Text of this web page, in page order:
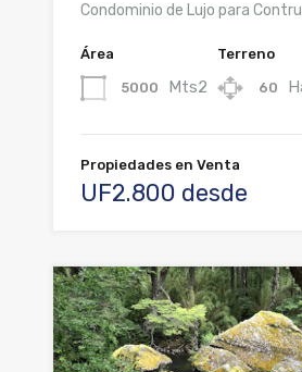
Condominio de Lujo para
Área
5000 Mts2
Terreno
60
Propiedades en Venta
UF2.800 desde